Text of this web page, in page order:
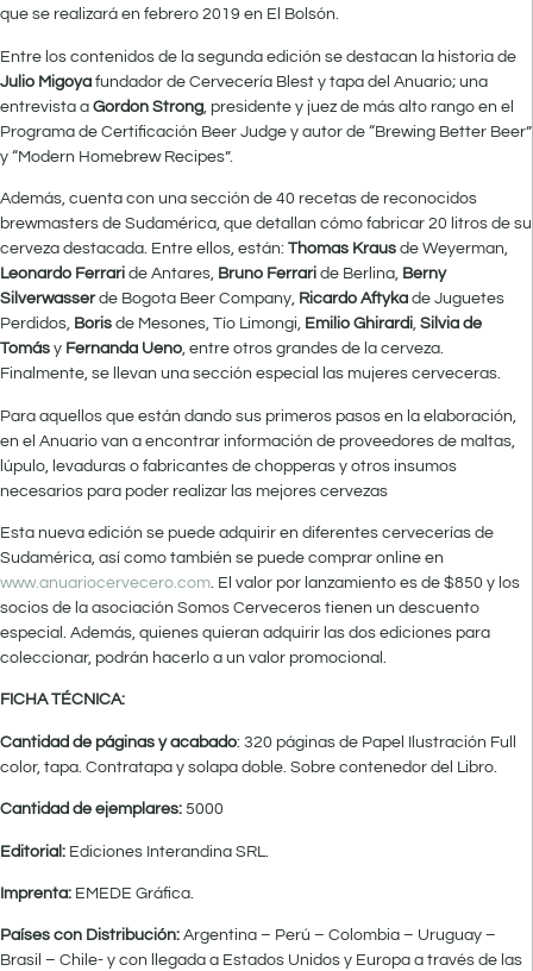
que se realizará en febrero 2019 en El Bolsón.
Entre los contenidos de la segunda edición se destacan la historia de
Julio Migoya fundador de Cervecería Blest y tapa del Anuario; una
entrevista a Gordon Strong , presidente y juez de más alto rango en el
Programa de Certificación Beer Judge y autor de “Brewing Better Beer”
y “Modern Homebrew Recipes”.
Además, cuenta con una sección de 40 recetas de reconocidos
brewmasters de Sudamérica, que detallan cómo fabricar 20 litros de su
cerveza destacada. Entre ellos, están: Thomas Kraus de Weyerman,
Leonardo Ferrari de Antares, Bruno Ferrari de Berlina, Berny
Silverwasserde Bogota Beer Company, Ricardo Aftyka de Juguetes
Perdidos, Boris de Mesones, Tío Limongi, Emilio Ghirardi, Silvia de
Tomás y Fernanda Ueno, entre otros grandes de la cerveza.
Finalmente, se llevan una sección especial las mujeres cerveceras.
Para aquellos que están dando sus primeros pasos en la elaboración,
en el Anuario van a encontrar información de proveedores de maltas,
lúpulo, levaduras o fabricantes de chopperas y otros insumos
necesarios para poder realizar las mejores cervezas
Esta nueva edición se puede adquirir en diferentes cervecerías de
Sudamérica, así como también se puede comprar online en
www.anuariocervecero.com. El valor por lanzamiento es de $850 y los
socios de la asociación Somos Cerveceros tienen un descuento
especial. Además, quienes quieran adquirir las dos ediciones para
coleccionar, podrán hacerlo a un valor promocional.
FICHA TÉCNICA:
Cantidad de páginas y acabado: 320 páginas de Papel Ilustración Full
color, tapa. Contratapa y solapa doble. Sobre contenedor del Libro.
Cantidad de ejemplares: 5000
Editorial: Ediciones Interandina SRL.
Imprenta: EMEDE Gráfica.
Países con Distribución: Argentina – Perú – Colombia – Uruguay –
Brasil – Chile- y con llegada a Estados Unidos y Europa a través de las